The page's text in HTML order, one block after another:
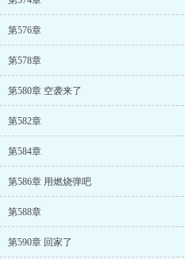
第576章
第578章
第580章 空袭来了
第582章
第584章
第586章 用燃烧弹吧
第588章
第590章 回家了